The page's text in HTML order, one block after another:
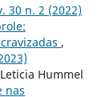
30 n. 2 (2022)
,
Hummel
nas